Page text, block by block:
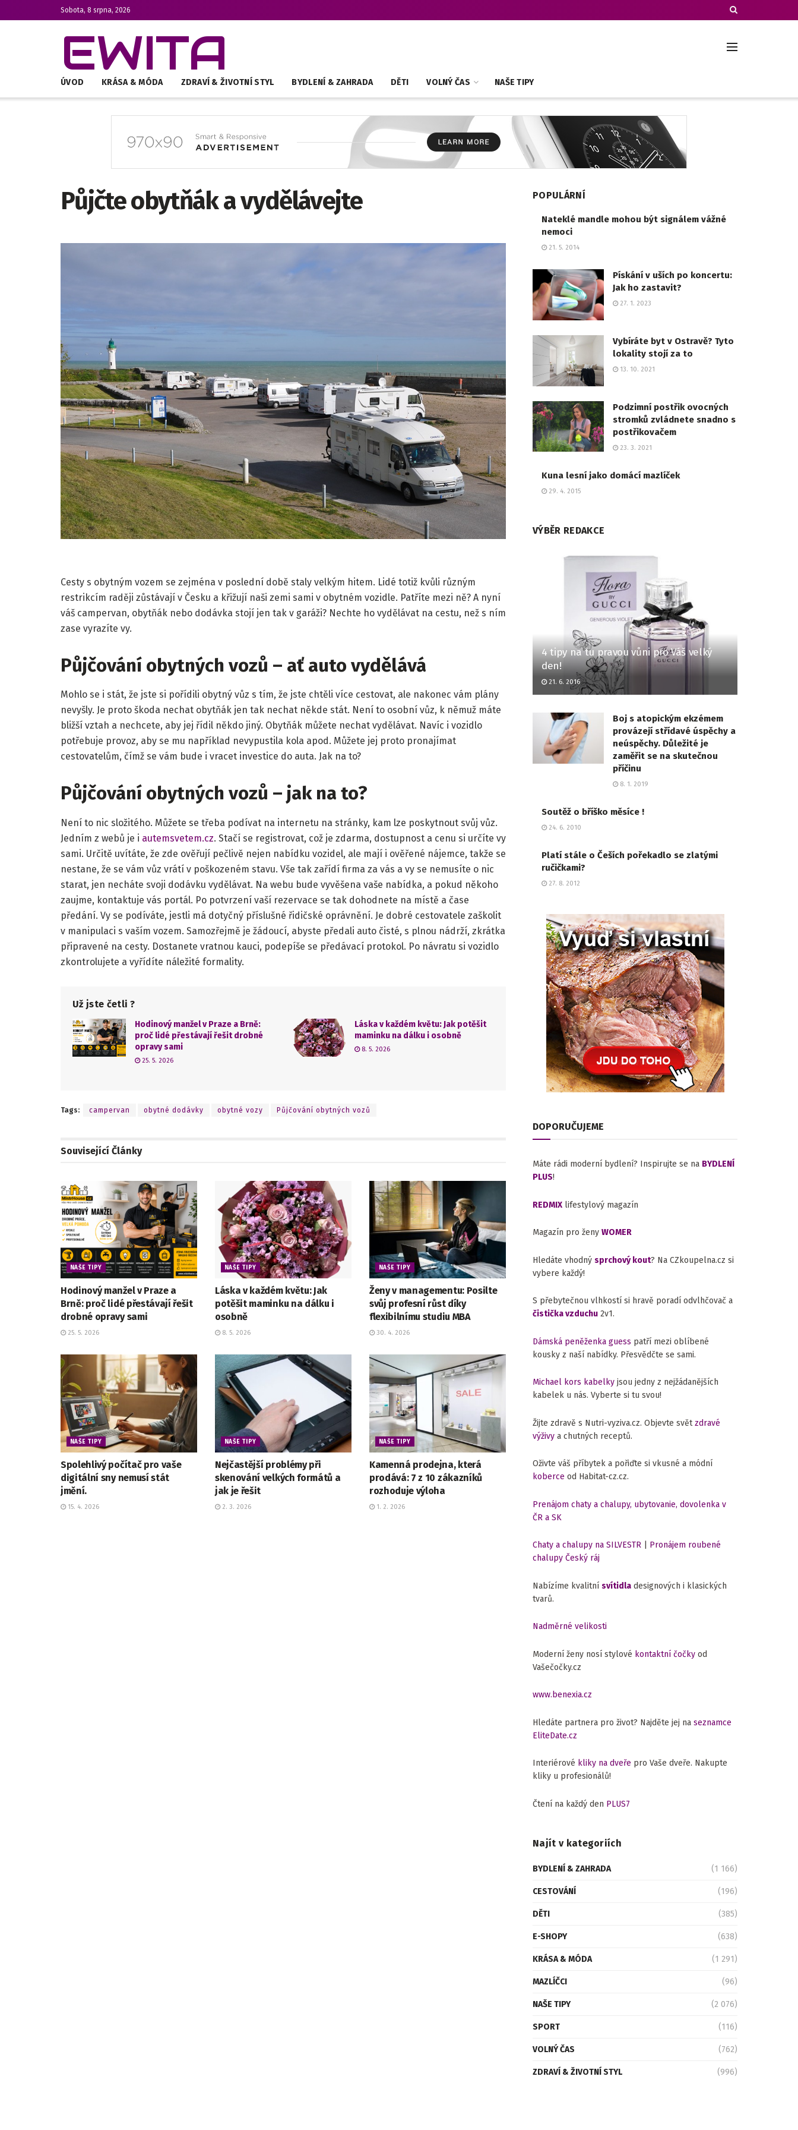
Sobota, 8 srpna, 2026
EWITA
ÚVOD KRÁSA & MÓDA ZDRAVÍ & ŽIVOTNÍ STYL BYDLENÍ & ZAHRADA DĚTI VOLNÝ ČAS NAŠE TIPY
Půjčte obytňák a vydělávejte
Cesty s obytným vozem se zejména v poslední době staly velkým hitem. Lidé totiž kvůli různým
restrikcím raději zůstávají v Česku a křižují naši zemi sami v obytném vozidle. Patříte mezi ně? A nyní
váš campervan, obytňák nebo dodávka stojí jen tak v garáži? Nechte ho vydělávat na cestu, než s ním
zase vyrazíte vy.
Půjčování obytných vozů – ať auto vydělává
Mohlo se i stát, že jste si pořídili obytný vůz s tím, že jste chtěli více cestovat, ale nakonec vám plány
nevyšly. Je proto škoda nechat obytňák jen tak nechat někde stát. Není to osobní vůz, k němuž máte
bližší vztah a nechcete, aby jej řídil někdo jiný. Obytňák můžete nechat vydělávat. Navíc i vozidlo
potřebuje provoz, aby se mu například nevypustila kola apod. Můžete jej proto pronajímat
cestovatelům, čímž se vám bude i vracet investice do auta. Jak na to?
Půjčování obytných vozů – jak na to?
Není to nic složitého. Můžete se třeba podívat na internetu na stránky, kam lze poskytnout svůj vůz.
Jedním z webů je i autemsvetem.cz. Stačí se registrovat, což je zdarma, dostupnost a cenu si určíte vy
sami. Určitě uvítáte, že zde ověřují pečlivě nejen nabídku vozidel, ale mají i ověřené nájemce, takže se
nestane, že se vám vůz vrátí v poškozeném stavu. Vše tak zařídí firma za vás a vy se nemusíte o nic
starat, jen necháte svoji dodávku vydělávat. Na webu bude vyvěšena vaše nabídka, a pokud někoho
zaujme, kontaktuje vás portál. Po potvrzení vaší rezervace se tak dohodnete na místě a čase
předání. Vy se podíváte, jestli má dotyčný příslušné řidičské oprávnění. Je dobré cestovatele zaškolit
v manipulaci s vaším vozem. Samozřejmě je žádoucí, abyste předali auto čisté, s plnou nádrží, zkrátka
připravené na cesty. Dostanete vratnou kauci, podepíše se předávací protokol. Po návratu si vozidlo
zkontrolujete a vyřídíte náležité formality.
Už jste četli ?
Hodinový manžel v Praze a Brně:
proč lidé přestávají řešit drobné
opravy sami
25. 5. 2026
Láska v každém květu: Jak potěšit
maminku na dálku i osobně
8. 5. 2026
Tags: campervan obytné dodávky obytné vozy Půjčování obytných vozů
Související Články
NAŠE TIPY
Hodinový manžel v Praze a
Brně: proč lidé přestávají řešit
drobné opravy sami
25. 5. 2026
NAŠE TIPY
Láska v každém květu: Jak
potěšit maminku na dálku i
osobně
8. 5. 2026
NAŠE TIPY
Ženy v managementu: Posilte
svůj profesní růst díky
flexibilnímu studiu MBA
30. 4. 2026
NAŠE TIPY
Spolehlivý počítač pro vaše
digitální sny nemusí stát
jmění.
15. 4. 2026
NAŠE TIPY
Nejčastější problémy při
skenování velkých formátů a
jak je řešit
2. 3. 2026
NAŠE TIPY
Kamenná prodejna, která
prodává: 7 z 10 zákazníků
rozhoduje výloha
1. 2. 2026
POPULÁRNÍ
Nateklé mandle mohou být signálem vážné
nemoci
21. 5. 2014
Pískání v uších po koncertu:
Jak ho zastavit?
27. 1. 2023
Vybíráte byt v Ostravě? Tyto
lokality stojí za to
13. 10. 2021
Podzimní postřik ovocných
stromků zvládnete snadno s
postřikovačem
23. 3. 2021
Kuna lesní jako domácí mazlíček
29. 4. 2015
VÝBĚR REDAKCE
4 tipy na tu pravou vůni pro Váš velký
den!
21. 6. 2016
Boj s atopickým ekzémem
provázejí střídavé úspěchy a
neúspěchy. Důležité je
zaměřit se na skutečnou
příčinu
8. 1. 2019
Soutěž o bříško měsíce !
24. 6. 2010
Platí stále o Češích pořekadlo se zlatými
ručičkami?
27. 8. 2012
DOPORUČUJEME
Máte rádi moderní bydlení? Inspirujte se na BYDLENÍ
PLUS!
REDMIX lifestylový magazín
Magazín pro ženy WOMER
Hledáte vhodný sprchový kout? Na CZkoupelna.cz si
vybere každý!
S přebytečnou vlhkostí si hravě poradí odvlhčovač a
čistička vzduchu 2v1.
Dámská peněženka guess patří mezi oblíbené
kousky z naší nabídky. Přesvědčte se sami.
Michael kors kabelky jsou jedny z nejžádanějších
kabelek u nás. Vyberte si tu svou!
Žijte zdravě s Nutri-vyziva.cz. Objevte světzdravé
výživy a chutných receptů.
Oživte váš příbytek a pořiďte si vkusné a módní
koberce od Habitat-cz.cz.
Prenájom chaty a chalupy, ubytovanie, dovolenka v
ČR a SK
Chaty a chalupy na SILVESTR
Pronájem roubené
chalupy Český ráj
Nabízíme kvalitní svítidla designových i klasických
tvarů.
Nadměrné velikosti
Moderní ženy nosí stylové kontaktní čočky od
Vašečočky.cz
www.benexia.cz
Hledáte partnera pro život? Najděte jej na seznamce
EliteDate.cz
Interiérové kliky na dveře pro Vaše dveře. Nakupte
kliky u profesionálů!
Čtení na každý den PLUS7
Najít v kategoriích
BYDLENÍ & ZAHRADA (1 166)
CESTOVÁNÍ (196)
DĚTI (385)
E-SHOPY (638)
KRÁSA & MÓDA (1 291)
MAZLÍČCI (96)
NAŠE TIPY (2 076)
SPORT (116)
VOLNÝ ČAS (762)
ZDRAVÍ & ŽIVOTNÍ STYL (996)